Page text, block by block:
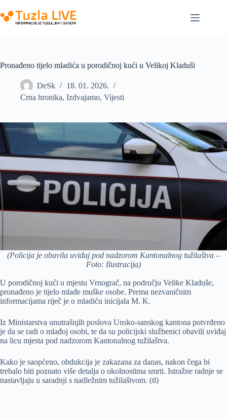
to
content
Pronađeno tijelo mladića u porodičnoj kući u Velikoj Kladuši
DeSk
18. 01. 2026.
Crna hronika, Izdvajamo, Vijesti
(Policija je obavila uviđaj pod nadzorom Kantonalnog tužilaštva –
Foto: Ilustracija)
U porodičnoj kući u mjestu Vrnograč, na području Velike Kladuše,
pronađeno je tijelo mlađe muške osobe. Prema nezvaničnim
informacijama riječ je o mladiću inicijala M. K.
Iz Ministarstva unutrašnjih poslova Unsko-sanskog kantona potvrđeno
je da se radi o mlađoj osobi, te da su policijski službenici obavili uviđaj
na licu mjesta pod nadzorom Kantonalnog tužilaštva.
Kako je saopćeno, obdukcija je zakazana za danas, nakon čega bi
trebalo biti poznato više detalja o okolnostima smrti. Istražne radnje se
nastavljaju u saradnji s nadležnim tužilaštvom. (tl)